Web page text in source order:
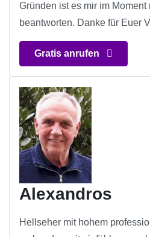
Gründen ist es mir im
beantworten. Danke für Euer
Gratis anrufen
Alexandros
Hellseher mit hohem